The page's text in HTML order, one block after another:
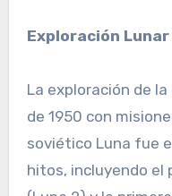
Exploración Lunar
La exploración de
de 1950 con
soviético Luna fue
hitos, incluyendo el